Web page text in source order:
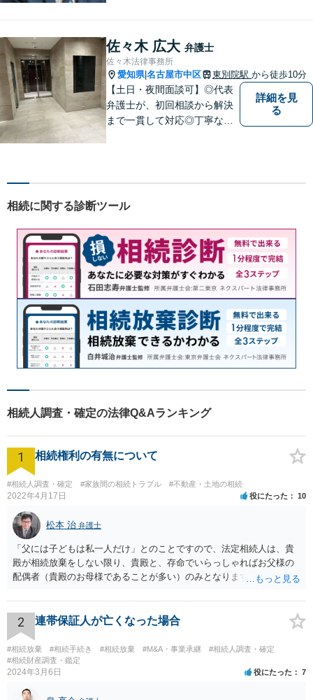
ターネット／削除請求や開示
請求、利用規約などのトラブ
ルはお任せ！相続／感情面の
納得感を重視します。
佐々木 広大 弁護士
佐々木法律事務所
愛知県|名古屋市中区 東別院駅 から徒歩10分
【土日・夜間面談可】◎代表
弁護士が、初回相談から解決
まで一貫して対応◎丁寧な対
を目指します【相続問題】遺
ださい【東別院駅】
詳細を見
る
相続に関する診断ツール
相続人調査・確定の法律Q&Aランキング
1 相続権利の有無について
#相続人調査・確定 #家族間の相続トラブル #不動産・土地の相続
2022年4月17日 役にたった 10
松本 治 弁護士
「父には子どもは私一人だけ」とのことですので、法定相続人は、貴
殿が相続放棄をしない限り、貴殿と、存命でいらっしゃればお父様の
配偶者（貴殿のお母様であることが多い）のみとなります。遺言がな
2 連帯保証人が亡くなった場合
#相続放棄 #相続手続き #相続放棄 #M&A・事業承継
#相続人調査・確定
#相続財産調査・鑑定
2024年3月6日 役にたった 7